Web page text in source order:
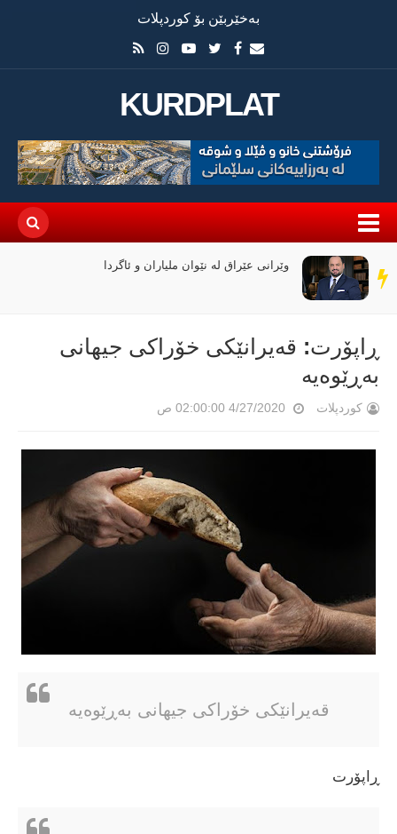
بەخێربێن بۆ کوردپلات
KURDPLAT
سەر
دێڕ
وێرانی عێراق لە نێوان ملیاران و ئاگردا
ڕاپۆرت: قەیرانێكی خۆراكی جیهانی
بەڕێوەیە
کوردپلات 4/27/2020 02:00:00 ص
قەیرانێکی خۆراکی جیهانی بەڕێوەیە‌
ڕاپۆرت